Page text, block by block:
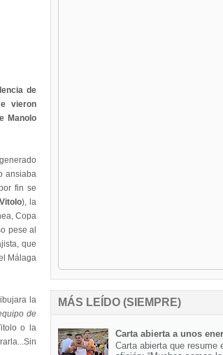
de
vieron
Manolo
ansiaba
fin se
Vitolo), la
Copa
pese al
que
Málaga
la
de
o la
MÁS LEÍDO (SIEMPRE)
Carta abierta a unos
Carta abierta que resume